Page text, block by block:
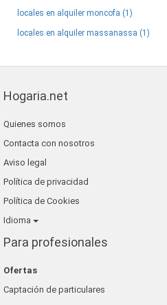
locales en alquiler moncofa (1)
locales en alquiler massanassa (1)
Hogaria.net
Quienes somos
Contacta con nosotros
Aviso legal
Política de privacidad
Política de Cookies
Idioma
Para profesionales
Ofertas
Captación de particulares